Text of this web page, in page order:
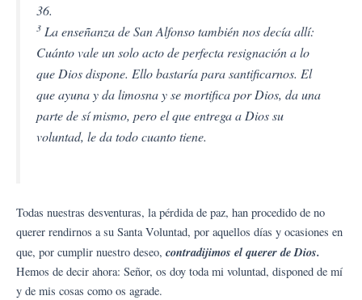
36.
3 La enseñanza de San Alfonso también nos decía allí:
Cuánto vale un solo acto de perfecta resignación a lo
que Dios dispone. Ello bastaría para santificarnos. El
que ayuna y da limosna y se mortifica por Dios, da una
parte de sí mismo, pero el que entrega a Dios su
voluntad, le da todo cuanto tiene.
Todas nuestras desventuras, la pérdida de paz, han procedido de no
querer rendirnos a su Santa Voluntad, por aquellos días y ocasiones en
que, por cumplir nuestro deseo, contradijimos el querer de Dios.
Hemos de decir ahora: Señor, os doy toda mi voluntad, disponed de mí
y de mis cosas como os agrade.